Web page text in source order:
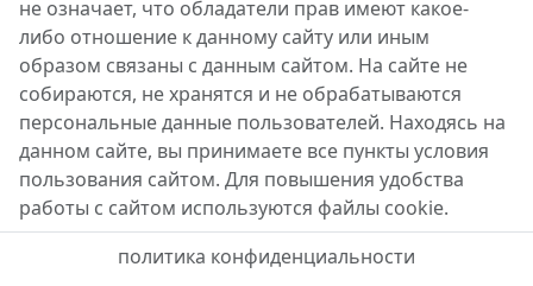
не означает, что обладатели прав имеют какое-
либо отношение к данному сайту или иным
образом связаны с данным сайтом. На сайте не
собираются, не хранятся и не обрабатываются
персональные данные пользователей. Находясь на
данном сайте, вы принимаете все пункты условия
пользования сайтом. Для повышения удобства
работы с сайтом используются файлы cookie.
политика конфиденциальности